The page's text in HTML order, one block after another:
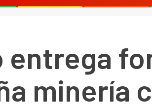
entrega
minería